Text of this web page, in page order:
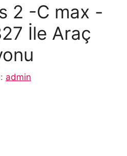
2 -C max -
İle Araç
admin